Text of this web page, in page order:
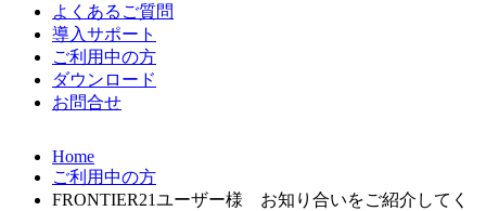
よくあるご質問
導入サポート
ご利用中の方
ダウンロード
お問合せ
Home
ご利用中の方
FRONTIER21ユーザー様 お知り合いをご紹介してく